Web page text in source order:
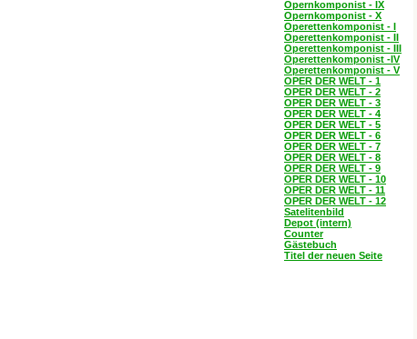
Opernkomponist - IX
Opernkomponist - X
Operettenkomponist - I
Operettenkomponist - II
Operettenkomponist - III
Operettenkomponist -IV
Operettenkomponist - V
OPER DER WELT - 1
OPER DER WELT - 2
OPER DER WELT - 3
OPER DER WELT - 4
OPER DER WELT - 5
OPER DER WELT - 6
OPER DER WELT - 7
OPER DER WELT - 8
OPER DER WELT - 9
OPER DER WELT - 10
OPER DER WELT - 11
OPER DER WELT - 12
Satelitenbild
Depot (intern)
Counter
Gästebuch
Titel der neuen Seite